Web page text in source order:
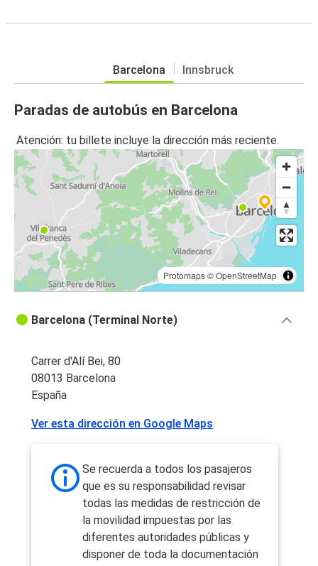
Barcelona Innsbruck
Paradas de autobús en Barcelona
Atención: tu billete incluye la dirección más reciente.
Protomaps©OpenStreetMap
Barcelona (Terminal Norte)
Carrer d'Alí Bei, 80
08013 Barcelona
España
Ver esta dirección en Google Maps
Se recuerda a todos los pasajeros
que es su responsabilidad revisar
todas las medidas de restricción de
la movilidad impuestas por las
diferentes autoridades públicas y
disponer de toda la documentación